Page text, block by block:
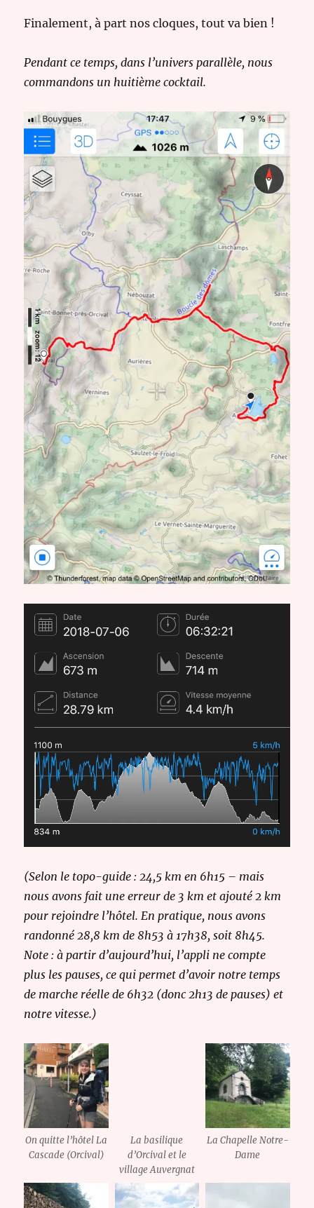
Finalement, à part nos cloques, tout va bien !
Pendant ce temps, dans l’univers parallèle, nous
commandons un huitième cocktail.
(Selon le topo-guide : 24,5 km en 6h15 – mais
nous avons fait une erreur de 3 km et ajouté 2 km
pour rejoindre l’hôtel. En pratique, nous avons
randonné 28,8 km de 8h53 à 17h38, soit 8h45.
Note : à partir d’aujourd’hui, l’appli ne compte
plus les pauses, ce qui permet d’avoir notre temps
de marche réelle de 6h32 (donc 2h13 de pauses) et
notre vitesse.)
On quitte l’hôtel La
Cascade (Orcival)
La basilique
d’Orcival et le
village Auvergnat
La Chapelle Notre-
Dame